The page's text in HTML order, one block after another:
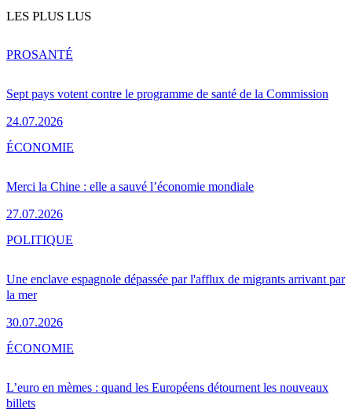
LES PLUS LUS
Sept pays votent contre le programme de santé de la Commission
24.07.2026
PROSANTÉ
Merci la Chine : elle a sauvé l’économie mondiale
27.07.2026
ÉCONOMIE
Une enclave espagnole dépassée par l'afflux de migrants arrivant par
la mer
30.07.2026
POLITIQUE
L’euro en mèmes : quand les Européens détournent les nouveaux
billets
ÉCONOMIE